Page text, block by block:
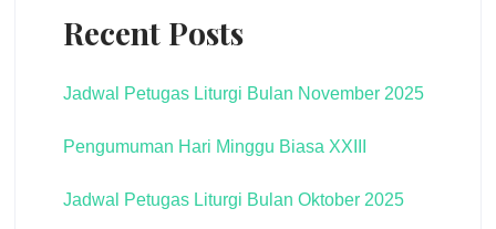
Recent Posts
Jadwal Petugas Liturgi Bulan November 2025
Pengumuman Hari Minggu Biasa XXIII
Jadwal Petugas Liturgi Bulan Oktober 2025